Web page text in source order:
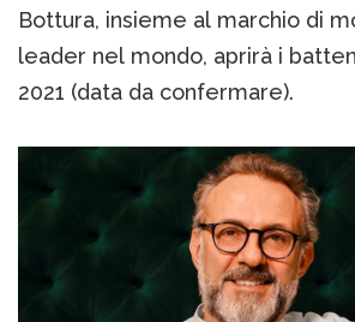
Bottura, insieme al marchio di
leader nel mondo, aprirà i
2021 (data da confermare).